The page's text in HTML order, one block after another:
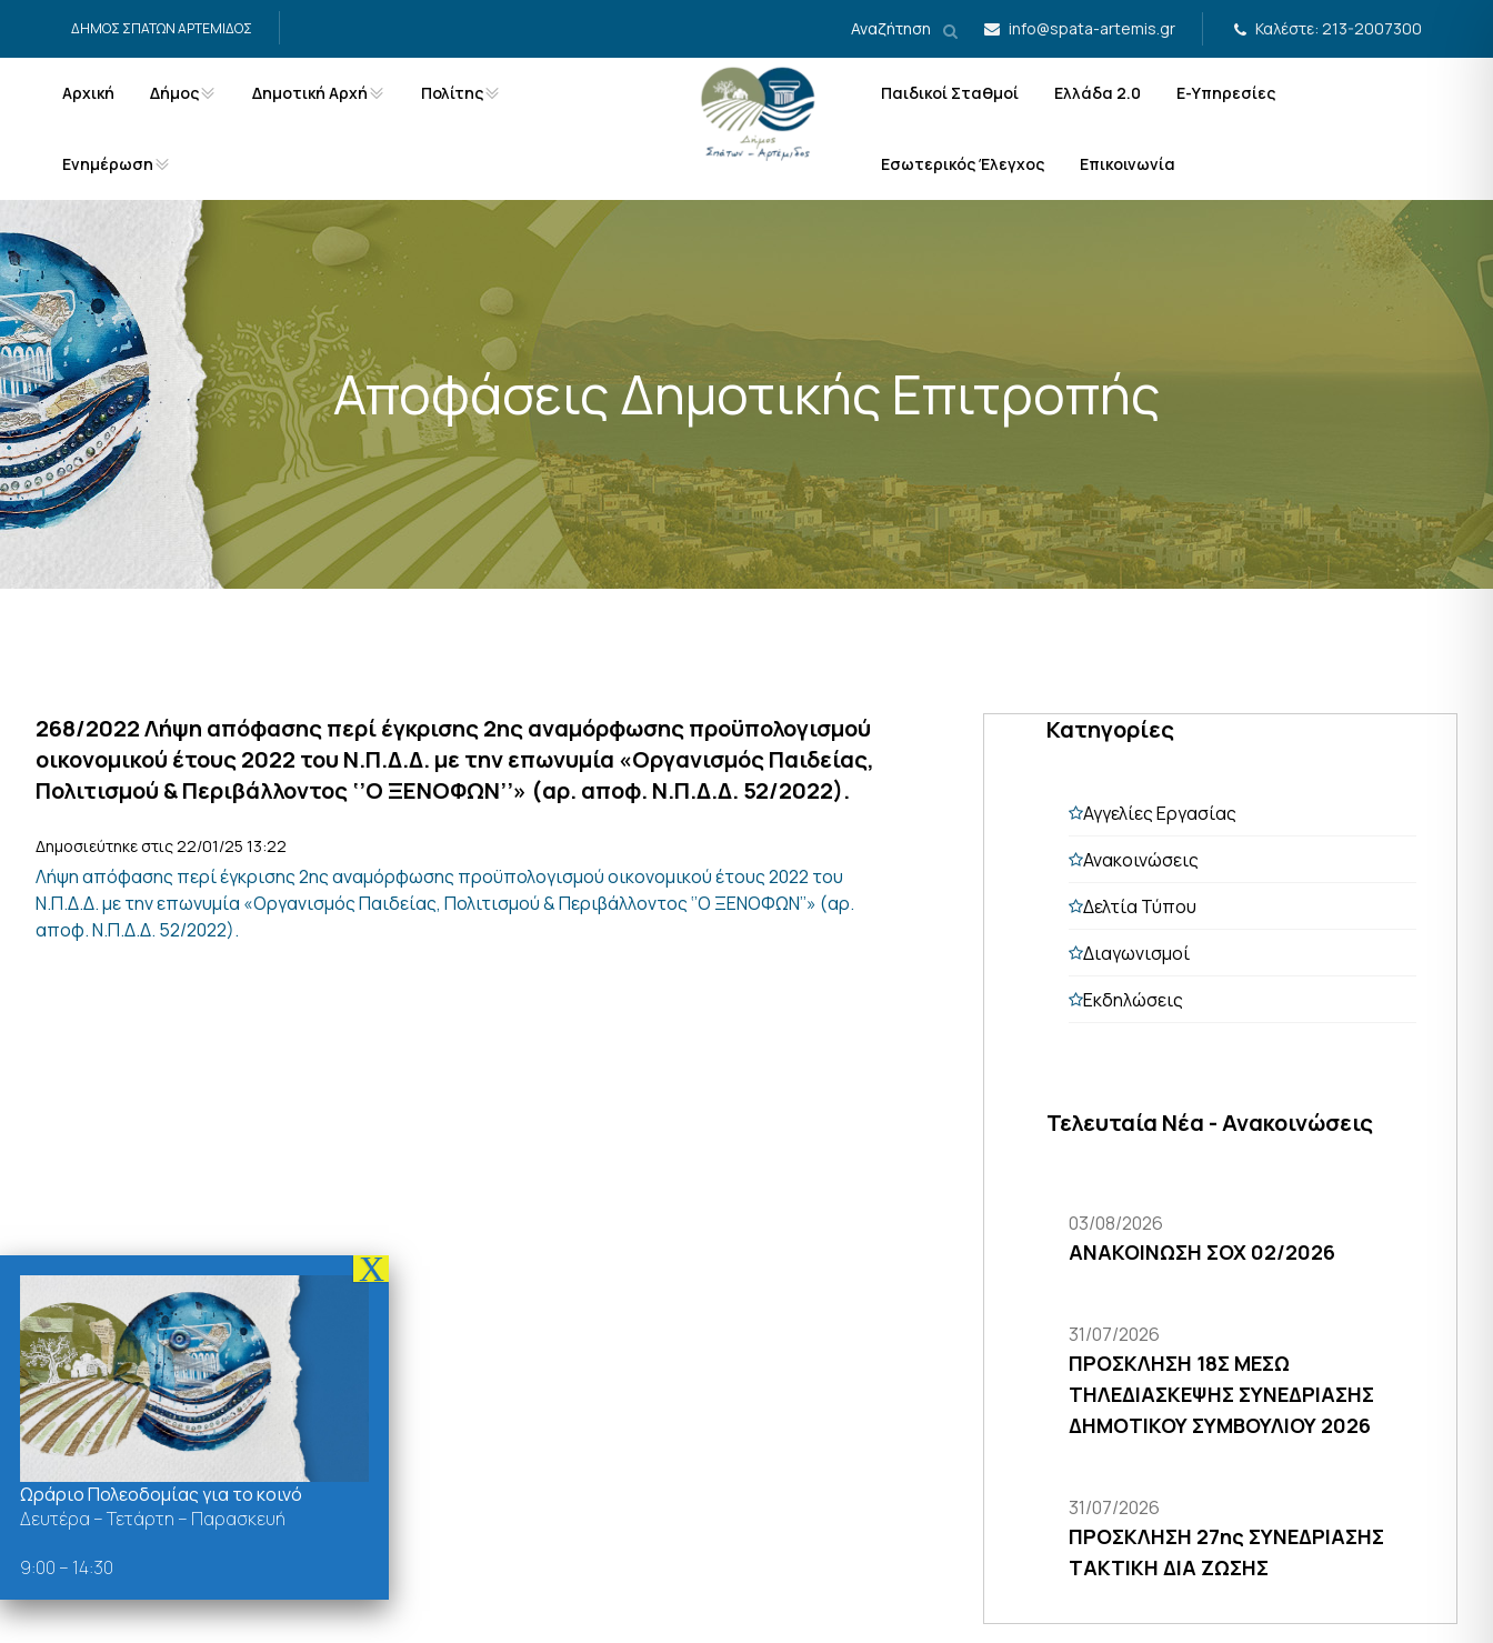
ΔΗΜΟΣ ΣΠΑΤΩΝ ΑΡΤΕΜΙΔΟΣ Αναζήτηση info@spata-artemis.gr Καλέστε: 213-2007300
Αρχική Δήμος Δημοτική Αρχή Πολίτης
Ενημέρωση
Παιδικοί Σταθμοί Ελλάδα 2.0 Ε-Υπηρεσίες
Εσωτερικός Έλεγχος Επικοινωνία
Αποφάσεις Δημοτικής Επιτροπής
268/2022 Λήψη απόφασης περί έγκρισης 2ης αναμόρφωσης προϋπολογισμού
οικονομικού έτους 2022 του Ν.Π.Δ.Δ. με την επωνυμία «Οργανισμός Παιδείας,
Πολιτισμού & Περιβάλλοντος ‘’Ο ΞΕΝΟΦΩΝ’’» (αρ. αποφ. Ν.Π.Δ.Δ. 52/2022).
Δημοσιεύτηκε στις 22/01/25 13:22
Λήψη απόφασης περί έγκρισης 2ης αναμόρφωσης προϋπολογισμού οικονομικού έτους 2022 του
Ν.Π.Δ.Δ. με την επωνυμία «Οργανισμός Παιδείας, Πολιτισμού & Περιβάλλοντος ‘’Ο ΞΕΝΟΦΩΝ’’» (αρ.
αποφ. Ν.Π.Δ.Δ. 52/2022).
Κατηγορίες
Αγγελίες Εργασίας
Ανακοινώσεις
Δελτία Τύπου
Διαγωνισμοί
Εκδηλώσεις
Τελευταία Νέα - Ανακοινώσεις
03/08/2026
ΑΝΑΚΟΙΝΩΣΗ ΣΟΧ 02/2026
31/07/2026
ΠΡΟΣΚΛΗΣΗ 18Σ ΜΕΣΩ
ΤΗΛΕΔΙΑΣΚΕΨΗΣ ΣΥΝΕΔΡΙΑΣΗΣ
ΔΗΜΟΤΙΚΟΥ ΣΥΜΒΟΥΛΙΟΥ 2026
31/07/2026
ΠΡΟΣΚΛΗΣΗ 27ης ΣΥΝΕΔΡΙΑΣΗΣ
ΤΑΚΤΙΚΗ ΔΙΑ ΖΩΣΗΣ
Ωράριο Πολεοδομίας για το κοινό
Δευτέρα – Τετάρτη – Παρασκευή
9:00 – 14:30